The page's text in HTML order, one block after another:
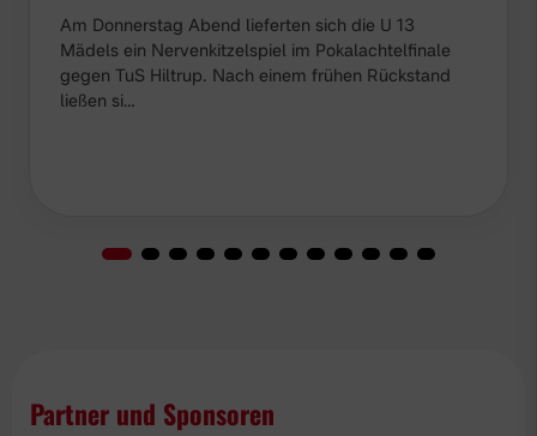
Am Donnerstag Abend lieferten sich die U 13
Mädels ein Nervenkitzelspiel im Pokalachtelfinale
gegen TuS Hiltrup. Nach einem frühen Rückstand
ließen si…
Partner und Sponsoren